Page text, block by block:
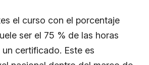
el curso con el porcentaje
ser el 75 % de las horas
certificado. Este es